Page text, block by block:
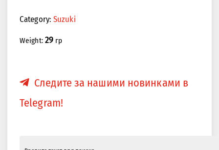
Category: Suzuki
Weight: 29 гр
Следите за нашими новинками в
Telegram!